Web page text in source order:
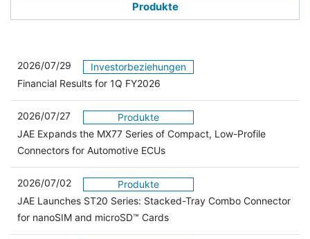
Produkte
2026/07/29
Investorbeziehungen
Financial Results for 1Q FY2026
2026/07/27
Produkte
JAE Expands the MX77 Series of Compact, Low-Profile
Connectors for Automotive ECUs
2026/07/02
Produkte
JAE Launches ST20 Series: Stacked-Tray Combo Connector
for nanoSIM and microSD™ Cards